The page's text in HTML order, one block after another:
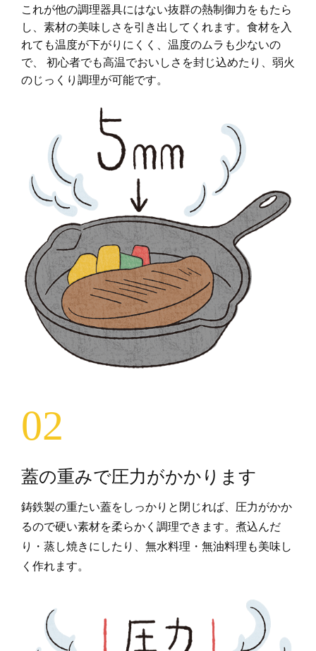
これが他の調理器具にはない抜群の熱制御力をもたら
し、素材の美味しさを引き出してくれます。食材を入
れても温度が下がりにくく、温度のムラも少ないの
で、 初心者でも高温でおいしさを封じ込めたり、弱火
のじっくり調理が可能です。
02
蓋の重みで圧力がかかります
鋳鉄製の重たい蓋をしっかりと閉じれば、圧力がかか
るので硬い素材を柔らかく調理できます。煮込んだ
り・蒸し焼きにしたり、無水料理・無油料理も美味し
く作れます。